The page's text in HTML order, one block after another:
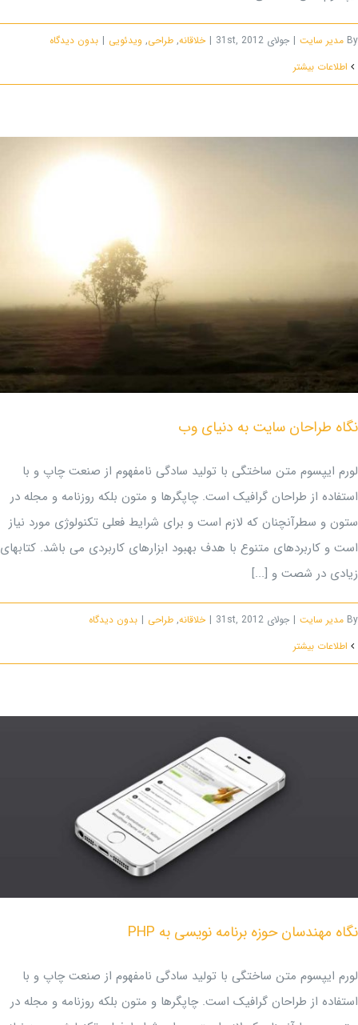
By مدیر سایت | جولای 31st, 2012 | خلاقانه, طراحی, ویدئویی | بدون ديدگاه
اطلاعات بیشتر
نگاه طراحان سایت به دنیای وب
لورم ایپسوم متن ساختگی با تولید سادگی نامفهوم از صنعت چاپ و با
استفاده از طراحان گرافیک است. چاپگرها و متون بلکه روزنامه و مجله در
ستون و سطرآنچنان که لازم است و برای شرایط فعلی تکنولوژی مورد نیاز
است و کاربردهای متنوع با هدف بهبود ابزارهای کاربردی می باشد. کتابهای
زیادی در شصت و [...]
By مدیر سایت | جولای 31st, 2012 | خلاقانه, طراحی | بدون ديدگاه
اطلاعات بیشتر
نگاه مهندسان حوزه برنامه نویسی به PHP
لورم ایپسوم متن ساختگی با تولید سادگی نامفهوم از صنعت چاپ و با
استفاده از طراحان گرافیک است. چاپگرها و متون بلکه روزنامه و مجله در